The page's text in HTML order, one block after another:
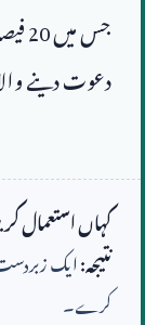
جس میں 20
کہاں استعمال
نتیجہ:ایک زبردست
کرے۔